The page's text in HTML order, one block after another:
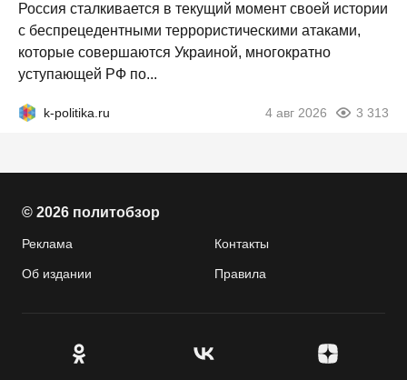
Россия сталкивается в текущий момент своей истории
с беспрецедентными террористическими атаками,
которые совершаются Украиной, многократно
уступающей РФ по...
k-politika.ru 4 авг 2026 3 313
© 2026 политобзор
Реклама Контакты
Об издании Правила